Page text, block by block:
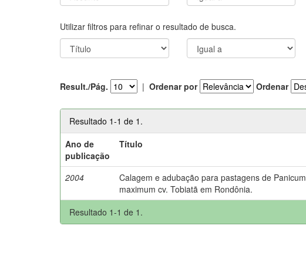
Utilizar filtros para refinar o resultado de busca.
Result./Pág. | Ordenar por Ordenar
Resultado 1-1 de 1.
Ano de
publicação
Título
2004
Calagem e adubação para pastagens de Panicum
maximum cv. Tobiatã em Rondônia.
Resultado 1-1 de 1.